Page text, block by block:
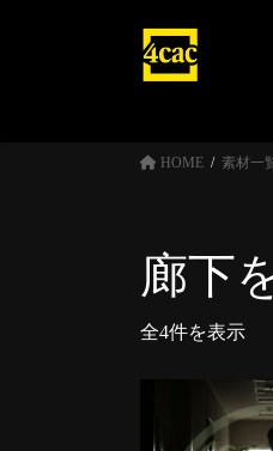
HOME 素材一
廊下
全4件を表示